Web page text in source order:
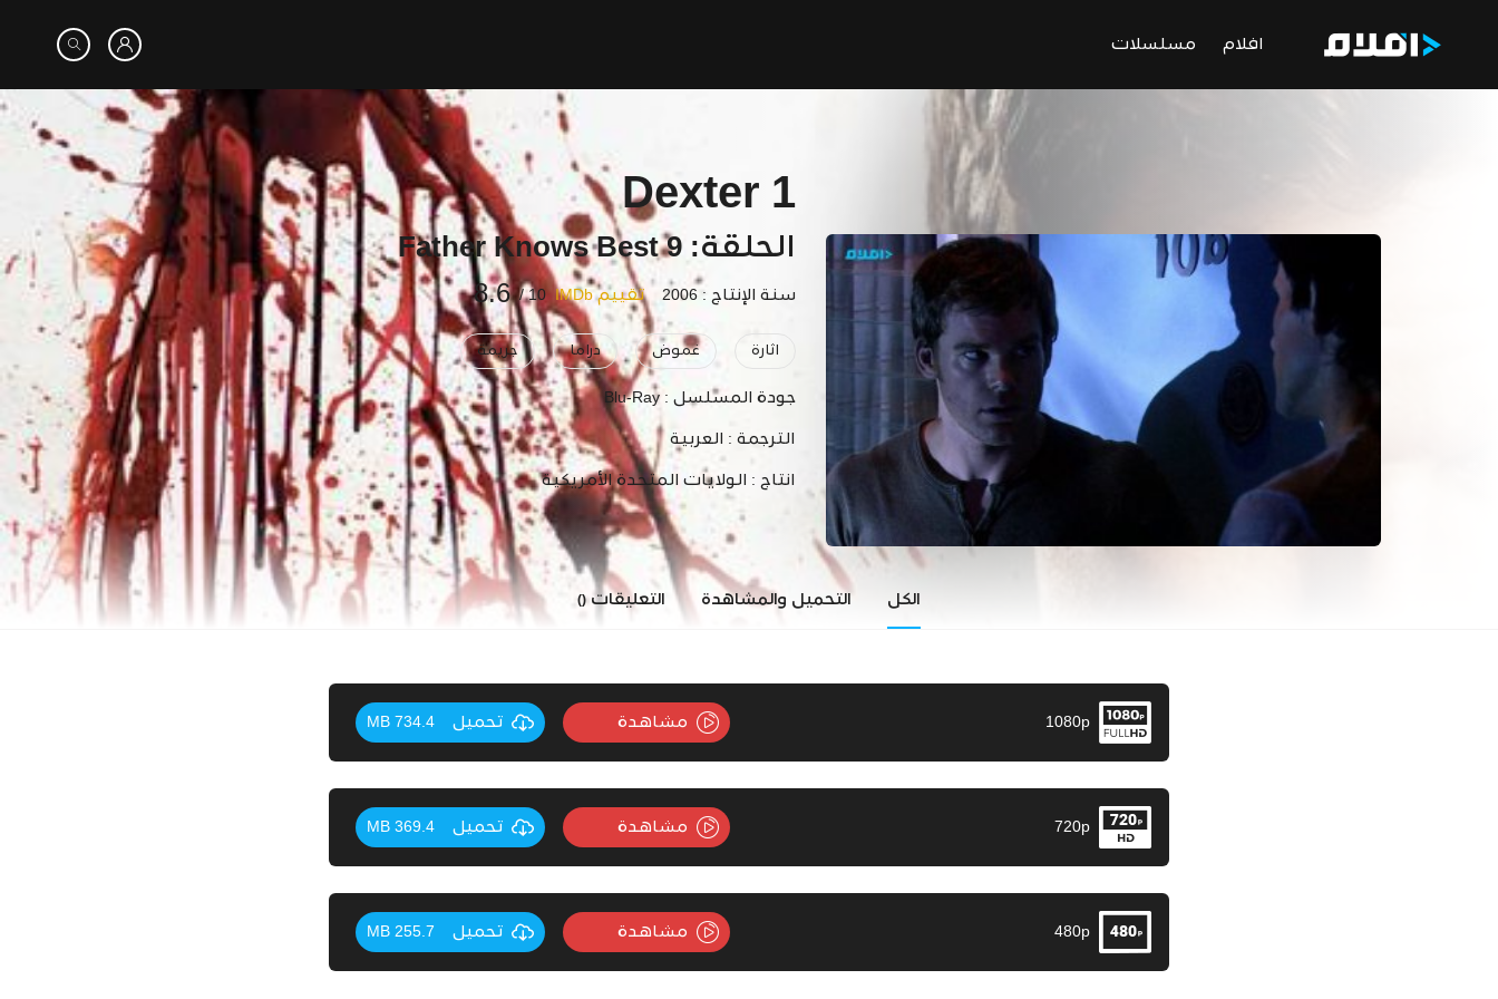
افلام مسلسلات
Dexter 1
الحلقة: 9 Father Knows Best
سنة الإنتاج : 2006 تقييم IMDb 10 /
8.6
اثارة غموض دراما جريمة
جودة المسلسل :Blu-Ray
الترجمة : العربية
انتاج : الولايات المتحدة الأمريكية
الكل التحميل والمشاهدة التعليقات()
1080p مشاهدة تحميل 734.4 MB
720p مشاهدة تحميل 369.4 MB
480p مشاهدة تحميل 255.7 MB